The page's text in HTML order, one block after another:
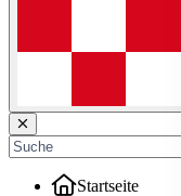
Startseite